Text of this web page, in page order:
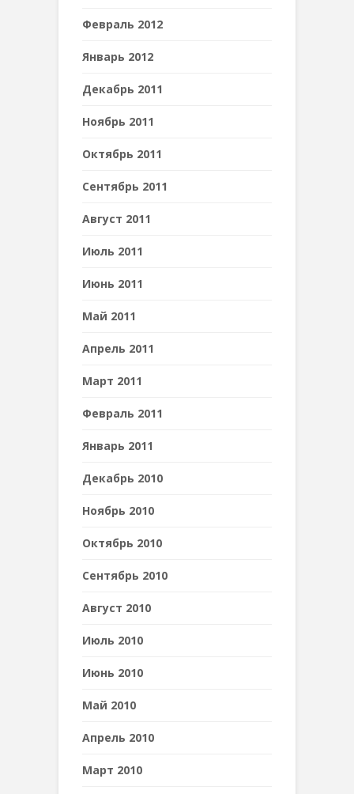
Февраль 2012
Январь 2012
Декабрь 2011
Ноябрь 2011
Октябрь 2011
Сентябрь 2011
Август 2011
Июль 2011
Июнь 2011
Май 2011
Апрель 2011
Март 2011
Февраль 2011
Январь 2011
Декабрь 2010
Ноябрь 2010
Октябрь 2010
Сентябрь 2010
Август 2010
Июль 2010
Июнь 2010
Май 2010
Апрель 2010
Март 2010